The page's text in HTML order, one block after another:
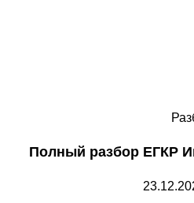
Полный разбор ЕГКР